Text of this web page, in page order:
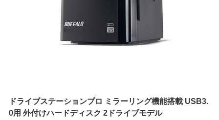
ドライブステーションプロ ミラーリング機能搭載 USB3.
0用 外付けハードディスク 2ドライブモデル